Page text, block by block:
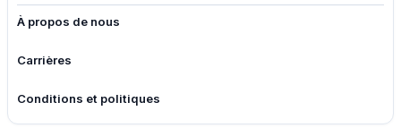
À propos de nous
Carrières
Conditions et politiques